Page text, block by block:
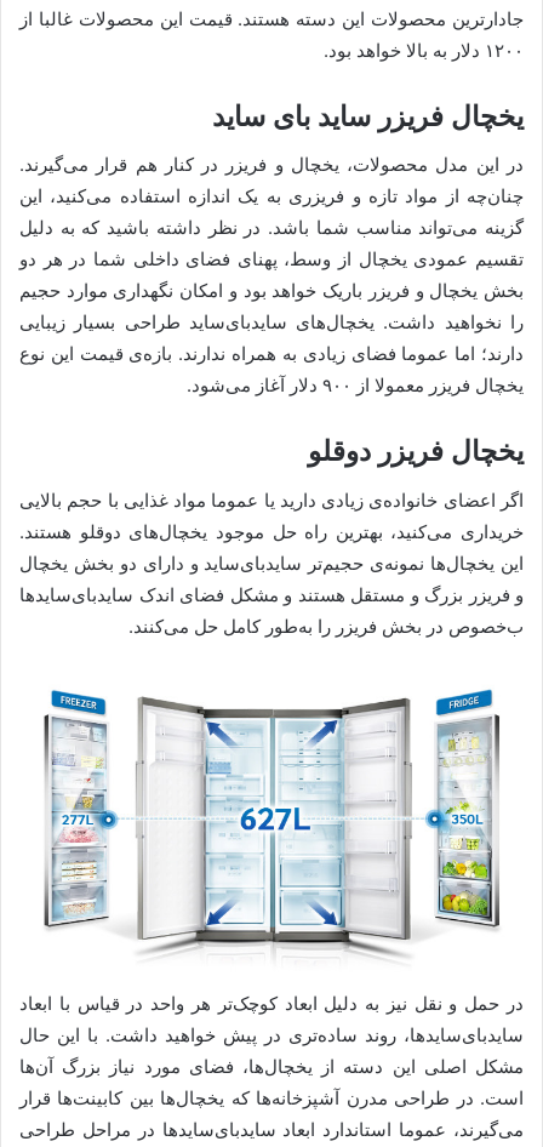
جادارترین محصولات این دسته هستند. قیمت این محصولات غالبا از
۱۲۰۰ دلار به بالا خواهد بود.
یخچال فریزر ساید بای ساید
در این مدل محصولات، یخچال و فریزر در کنار هم قرار می‌گیرند.
چنان‌چه از مواد تازه و فریزری به یک اندازه استفاده می‌کنید، این
گزینه می‌تواند مناسب شما باشد. در نظر داشته باشید که به دلیل
تقسیم عمودی یخچال از وسط، پهنای فضای داخلی شما در هر دو
بخش یخچال و فریزر باریک خواهد بود و امکان نگهداری موارد حجیم
را نخواهید داشت. یخچال‌های ساید‌بای‌ساید طراحی بسیار زیبایی
دارند؛ اما عموما فضای زیادی به همراه ندارند. بازه‌ی قیمت این نوع
یخچال فریزر معمولا از ۹۰۰ دلار آغاز می‌شود.
یخچال فریزر دوقلو
اگر اعضای خانواده‌ی زیادی دارید یا عموما مواد غذایی با حجم بالایی
خریداری می‌کنید، بهترین راه‌ حل موجود یخچال‌های دوقلو هستند.
این یخچال‌ها نمونه‌ی حجیم‌‌تر ساید‌بای‌ساید و دارای دو بخش یخچال
و فریزر بزرگ و مستقل هستند و مشکل فضای اندک ساید‌بای‌ساید‌ها
ب‌خصوص در بخش فریزر را به‌طور کامل حل می‌کنند.
در حمل و نقل نیز به دلیل ابعاد کوچک‌تر هر واحد در قیاس با ابعاد
ساید‌بای‌ساید‌ها، روند ساده‌تری در پیش خواهید داشت. با این حال
مشکل اصلی این دسته از یخچال‌ها، فضای مورد نیاز بزرگ‌ آن‌ها
است. در طراحی مدرن آشپزخانه‌ها که یخچال‌ها بین کابینت‌ها قرار
می‌گیرند، عموما استاندارد ابعاد ساید‌بای‌ساید‌ها در مراحل طراحی